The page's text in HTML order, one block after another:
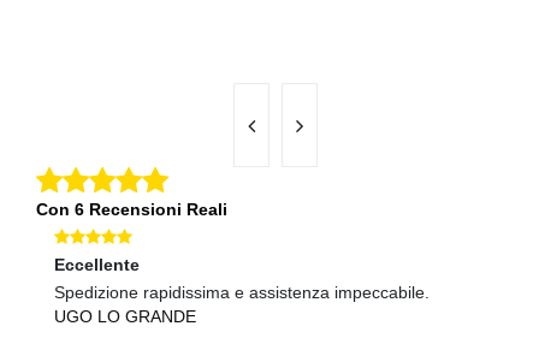
Con 6 Recensioni Reali
Eccellente
Spedizione rapidissima e assistenza impeccabile.
UGO LO GRANDE